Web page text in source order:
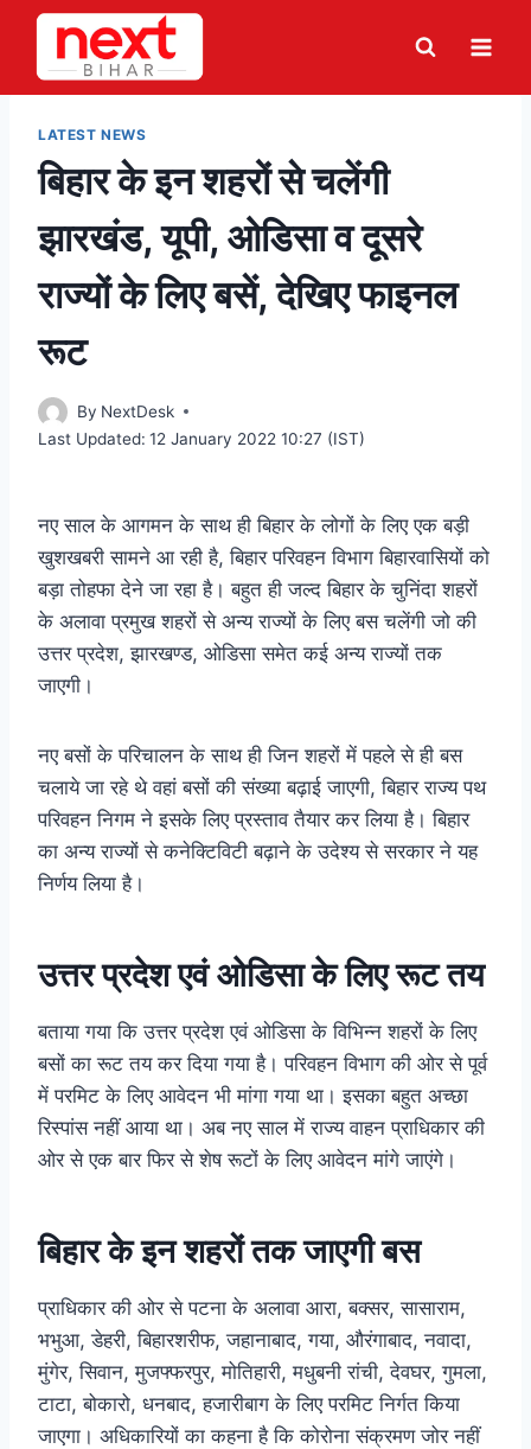
Skip
content
LATEST NEWS
बिहार के इन शहरों से चलेंगी
झारखंड, यूपी, ओडिसा व दूसरे
राज्यों के लिए बसें, देखिए फाइनल
रूट
By NextDesk
Last Updated: 12 January 2022 10:27 (IST)
नए साल के आगमन के साथ ही बिहार के लोगों के लिए एक बड़ी
खुशखबरी सामने आ रही है, बिहार परिवहन विभाग बिहारवासियों को
बड़ा तोहफा देने जा रहा है। बहुत ही जल्द बिहार के चुनिंदा शहरों
के अलावा प्रमुख शहरों से अन्य राज्यों के लिए बस चलेंगी जो की
उत्तर प्रदेश, झारखण्ड, ओडिसा समेत कई अन्य राज्यों तक
जाएगी।
नए बसों के परिचालन के साथ ही जिन शहरों में पहले से ही बस
चलाये जा रहे थे वहां बसों की संख्या बढ़ाई जाएगी, बिहार राज्य पथ
परिवहन निगम ने इसके लिए प्रस्ताव तैयार कर लिया है। बिहार
का अन्य राज्यों से कनेक्टिविटी बढ़ाने के उदेश्य से सरकार ने यह
निर्णय लिया है।
उत्तर प्रदेश एवं ओडिसा के लिए रूटतय
बताया गया कि उत्तर प्रदेश एवं ओडिसा के विभिन्न शहरों के लिए
बसों का रूट तय कर दिया गया है। परिवहन विभाग की ओर से पूर्व
में परमिट के लिए आवेदन भी मांगा गया था। इसका बहुत अच्छा
रिस्पांस नहीं आया था। अब नए साल में राज्य वाहन प्राधिकार की
ओर से एक बार फिर से शेष रूटों के लिए आवेदन मांगे जाएंगे।
बिहार के इन शहरों तक जाएगी बस
प्राधिकार की ओर से पटना के अलावा आरा, बक्सर, सासाराम,
भभुआ, डेहरी, बिहारशरीफ, जहानाबाद, गया, औरंगाबाद, नवादा,
मुंगेर, सिवान, मुजफ्फरपुर, मोतिहारी, मधुबनी रांची, देवघर, गुमला,
टाटा, बोकारो, धनबाद, हजारीबाग के लिए परमिट निर्गत किया
जाएगा। अधिकारियों का कहना है कि कोरोना संक्रमण जोर नहीं